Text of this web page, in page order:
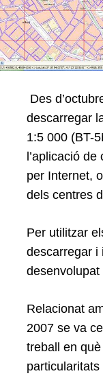
Des
descarregar
1:5 000 (BT-
l’aplicació
per Internet,
dels centres
Per utilitzar
descarregar i
desenvolupat
Relacionat
2007 se va
treball en
Search
for: